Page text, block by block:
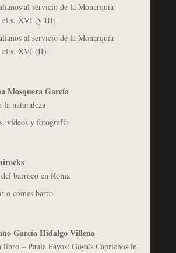
al servicio de la Monarquía
el s. XVI (y III)
al servicio de la Monarquía
el s. XVI (II)
Mosquera García
la naturaleza
vídeos y fotografía
barroco en Roma
o comes barro
García Hidalgo Villena
libro – Paula Fayos: Goya’s Caprichos in